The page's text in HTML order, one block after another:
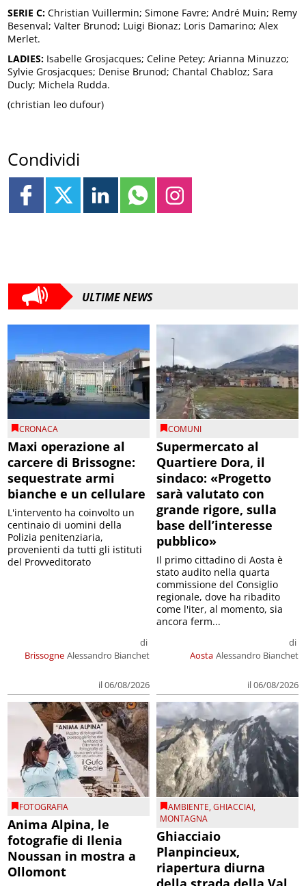
SERIE C: Christian Vuillermin; Simone Favre; André Muin; Remy
Besenval; Valter Brunod; Luigi Bionaz; Loris Damarino; Alex
Merlet.
LADIES: Isabelle Grosjacques; Celine Petey; Arianna Minuzzo;
Sylvie Grosjacques; Denise Brunod; Chantal Chabloz; Sara
Ducly; Michela Rudda.
(christian leo dufour)
Condividi
ULTIME NEWS
CRONACA
Maxi operazione al
carcere di Brissogne:
sequestrate armi
bianche e un cellulare
Brissogne
di
Alessandro Bianchet
il 06/08/2026
L'intervento ha coinvolto un
centinaio di uomini della
Polizia penitenziaria,
provenienti da tutti gli istituti
del Provveditorato
COMUNI
Supermercato al
Quartiere Dora, il
sindaco: «Progetto
sarà valutato con
grande rigore, sulla
base dell’interesse
pubblico»
Aosta
di
Alessandro Bianchet
il 06/08/2026
Il primo cittadino di Aosta è
stato audito nella quarta
commissione del Consiglio
regionale, dove ha ribadito
come l'iter, al momento, sia
ancora ferm...
FOTOGRAFIA
Anima Alpina, le
fotografie di Ilenia
Noussan in mostra a
Ollomont
AMBIENTE,GHIACCIAI,
MONTAGNA
Ghiacciaio
Planpincieux,
riapertura diurna